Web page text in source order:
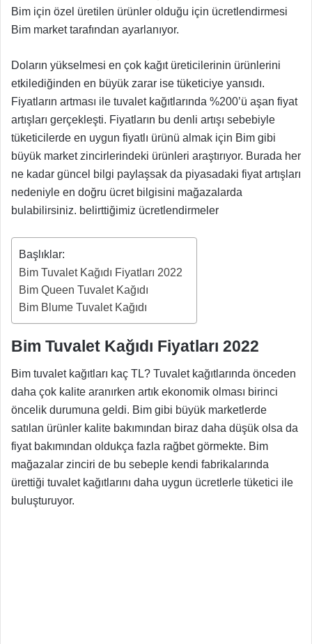
Bim için özel üretilen ürünler olduğu için ücretlendirmesi
Bim market tarafından ayarlanıyor.
Doların yükselmesi en çok kağıt üreticilerinin ürünlerini
etkilediğinden en büyük zarar ise tüketiciye yansıdı.
Fiyatların artması ile tuvalet kağıtlarında %200’ü aşan fiyat
artışları gerçekleşti. Fiyatların bu denli artışı sebebiyle
tüketicilerde en uygun fiyatlı ürünü almak için Bim gibi
büyük market zincirlerindeki ürünleri araştırıyor. Burada her
ne kadar güncel bilgi paylaşsak da piyasadaki fiyat artışları
nedeniyle en doğru ücret bilgisini mağazalarda
bulabilirsiniz. belirttiğimiz ücretlendirmeler
Başlıklar:
Bim Tuvalet Kağıdı Fiyatları 2022
Bim Queen Tuvalet Kağıdı
Bim Blume Tuvalet Kağıdı
Bim Tuvalet Kağıdı Fiyatları 2022
Bim tuvalet kağıtları kaç TL? Tuvalet kağıtlarında önceden
daha çok kalite aranırken artık ekonomik olması birinci
öncelik durumuna geldi. Bim gibi büyük marketlerde
satılan ürünler kalite bakımından biraz daha düşük olsa da
fiyat bakımından oldukça fazla rağbet görmekte. Bim
mağazalar zinciri de bu sebeple kendi fabrikalarında
ürettiği tuvalet kağıtlarını daha uygun ücretlerle tüketici ile
buluşturuyor.